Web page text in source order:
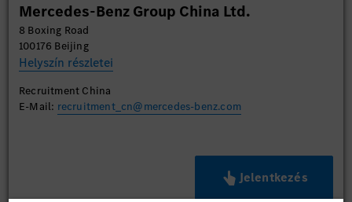
Mercedes-Benz Group China Ltd.
8 Boxing Road
100176 Beijing
Helyszín részletei
Recruitment China
E-Mail: recruitment_cn@mercedes-benz.com
Jelentkezés